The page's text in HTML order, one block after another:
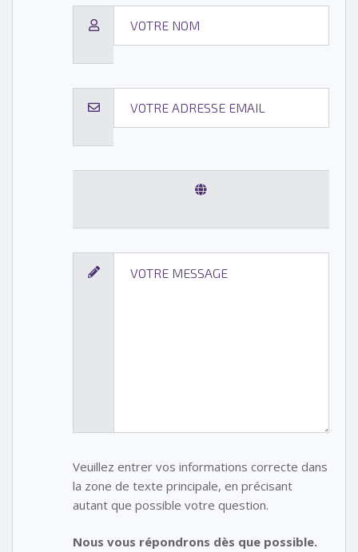
Veuillez entrer vos informations correcte dans
la zone de texte principale, en précisant
autant que possible votre question.
Nous vous répondrons dès que possible.